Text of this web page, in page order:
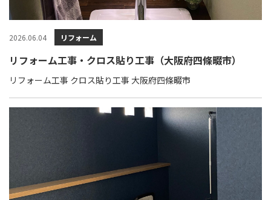
2026.06.04 リフォーム
リフォーム工事・クロス貼り工事（大阪府四條畷市）
リフォーム工事 クロス貼り工事 大阪府四條畷市